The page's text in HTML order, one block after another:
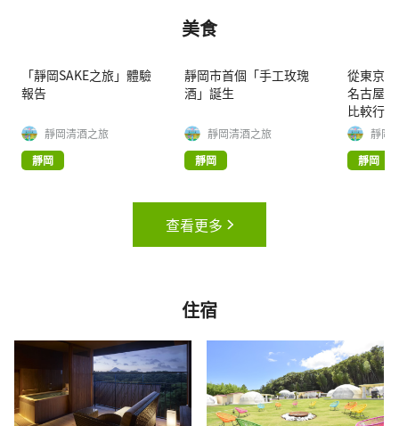
美食
「靜岡SAKE之旅」體驗
報告
靜岡清酒之旅
靜岡
靜岡市首個「手工玫瑰
酒」誕生
靜岡清酒之旅
靜岡
從東京
名古屋
比較行
靜岡
靜岡
查看更多
住宿